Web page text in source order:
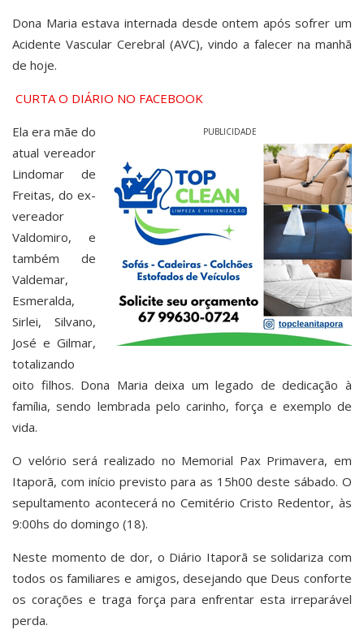
Dona Maria estava internada desde ontem após sofrer um
Acidente Vascular Cerebral (AVC), vindo a falecer na manhã
de hoje.
CURTA O DIÁRIO NO FACEBOOK
PUBLICIDADE
Ela era mãe do
atual vereador
Lindomar de
Freitas, do ex-
vereador
Valdomiro, e
também de
Valdemar,
Esmeralda,
Sirlei, Silvano,
José e Gilmar,
totalizando
oito filhos. Dona Maria deixa um legado de dedicação à
família, sendo lembrada pelo carinho, força e exemplo de
vida.
O velório será realizado no Memorial Pax Primavera, em
Itaporã, com início previsto para as 15h00 deste sábado. O
sepultamento acontecerá no Cemitério Cristo Redentor, às
9:00hs do domingo (18).
Neste momento de dor, o Diário Itaporã se solidariza com
todos os familiares e amigos, desejando que Deus conforte
os corações e traga força para enfrentar esta irreparável
perda.